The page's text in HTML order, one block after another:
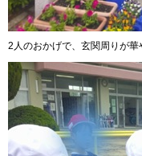
2人のおかげで、玄関周りが華